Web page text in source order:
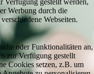
Verfügung gestellt werden,
Werbung durch die
Webseiten.
oder Funktionalitäten an,
zur Verfügung gestellt
Cookies setzen, z.B. um